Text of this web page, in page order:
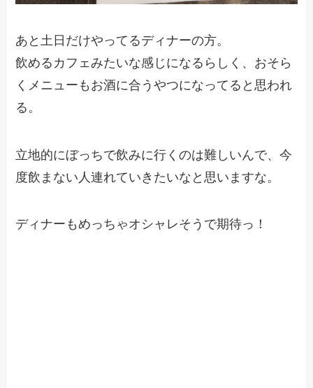
あと土日だけやってるディナーの方。
飲めるカフェみたいな感じになるらしく、おそら
くメニューもお酒に合うやつになってると思われ
る。
立地的にぼっちで飲みに行くのは難しいんで、今
度飲まない人連れていきたいなと思いますな。
ディナーもめっちゃオシャレそうで期待っ！